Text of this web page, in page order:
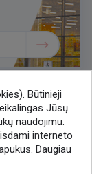
Būtinieji
Jūsų
naudojimu.
interneto
Daugiau